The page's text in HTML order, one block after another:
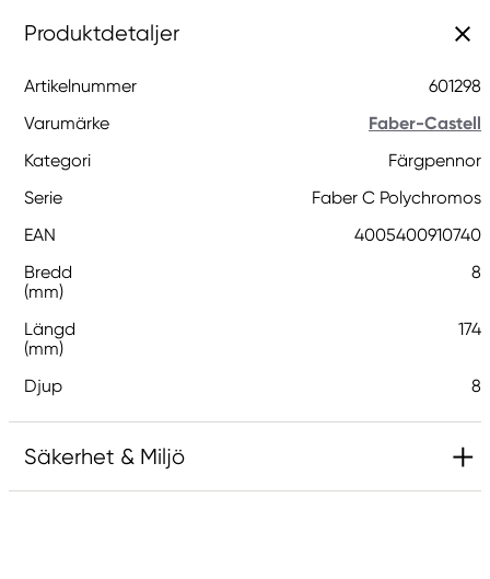
Produktdetaljer
Artikelnummer
601298
Varumärke
Faber-Castell
Kategori
Färgpennor
Serie
Faber C Polychromos
EAN
4005400910740
Bredd
(mm)
8
Längd
(mm)
174
Djup 8
Säkerhet & Miljö